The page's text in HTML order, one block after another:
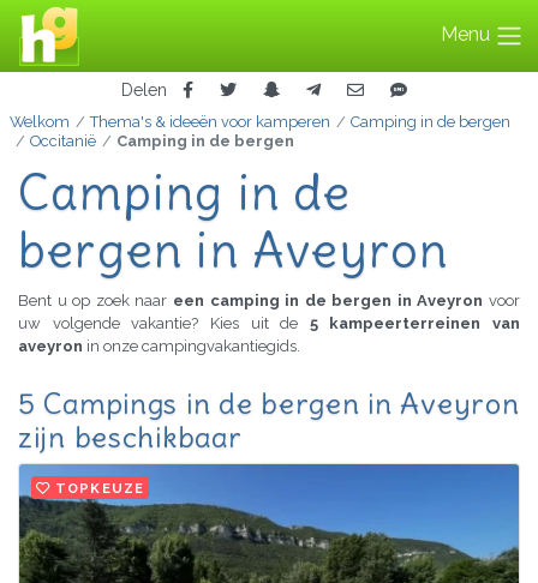
Menu
Delen
Welkom Thema's & ideeën voor kamperen
Camping in de bergen
Occitanië
Camping in de bergen
Camping in de
bergen in Aveyron
Bent u op zoek naar een camping in de bergen in Aveyronvoor
uw volgende vakantie? Kies uit de 5 kampeerterreinen van
aveyron in onze campingvakantiegids.
5 Campings in de bergen in Aveyron
zijn beschikbaar
TOPKEUZE